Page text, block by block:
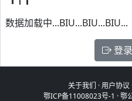
数据加载中...BIU...BIU...BIU...
登
关于我们 ·用户协议
鄂ICP备11008023号-1 ·鄂